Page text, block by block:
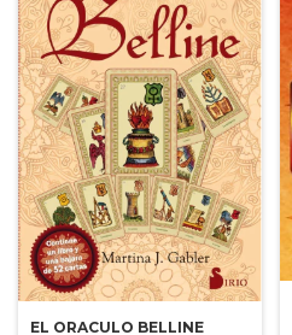
EL ORACULO BELLINE